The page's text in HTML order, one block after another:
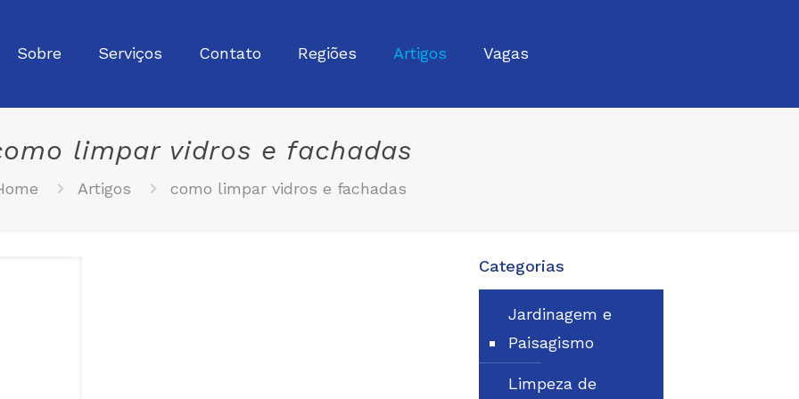
Sobre Serviços Contato Regiões Artigos Vagas
limpar vidros e fachadas
Artigos como limpar vidros e fachadas
Categorias
Jardinagem e
Paisagismo
Limpeza de